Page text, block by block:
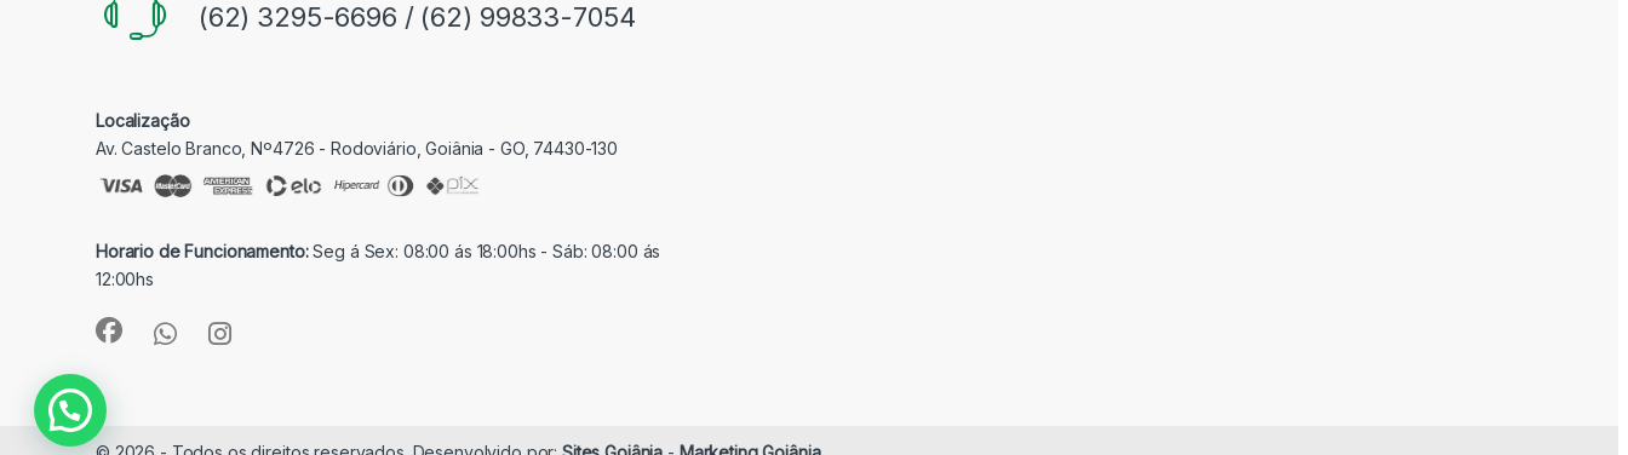
(62) 3295-6696 / (62) 99833-7054
Localização
Av. Castelo Branco, Nº4726 - Rodoviário, Goiânia - GO, 74430-130
Horario de Funcionamento:Seg á Sex: 08:00 ás 18:00hs - Sáb: 08:00 ás
12:00hs